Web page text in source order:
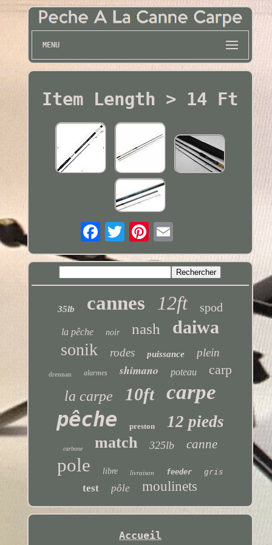
MENU
Item Length > 14 Ft
35lb cannes 12ft spod
la pêche noir nash daiwa
sonik rodes puissance plein
drennan alarmes shimano poteau carp
la carpe 10ft carpe
pêche preston 12 pieds
carbone match 325lb canne
pole libre livraison feeder gris
test pôle moulinets
Accueil